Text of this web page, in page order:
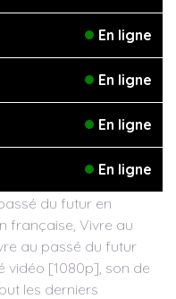
En ligne
En ligne
En ligne
En ligne
du futur en
française, Vivre au
au passé du futur
vidéo [1080p], son de
les derniers